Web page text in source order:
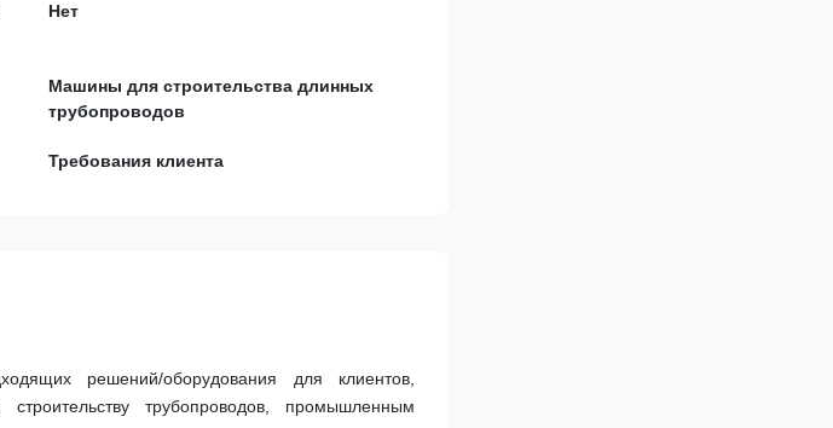
Нет
Машины для строительства длинных
трубопроводов
Требования клиента
решений/оборудования для клиентов,
трубопроводов, промышленным